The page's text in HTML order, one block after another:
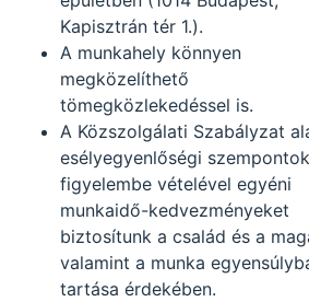
Kapisztrán tér 1.).
A munkahely könnyen
megközelíthető
tömegközlekedéssel is.
A Közszolgálati Szabályzat
esélyegyenlőségi szempontok
figyelembe vételével egyéni
munkaidő-kedvezményeket
biztosítunk a család és a
valamint a munka
tartása érdekében.